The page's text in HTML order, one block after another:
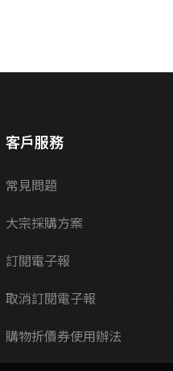
客戶服務
常見問題
大宗採購方案
訂閱電子報
取消訂閱電子報
購物折價券使用辦法